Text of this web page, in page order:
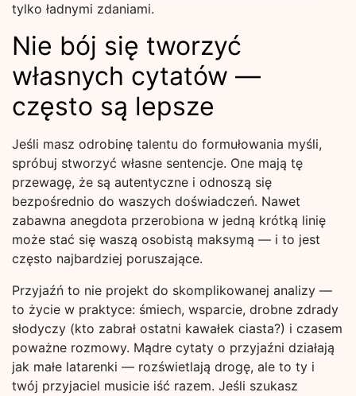
tylko ładnymi zdaniami.
Nie bój się tworzyć
własnych cytatów —
często są lepsze
Jeśli masz odrobinę talentu do formułowania myśli,
spróbuj stworzyć własne sentencje. One mają tę
przewagę, że są autentyczne i odnoszą się
bezpośrednio do waszych doświadczeń. Nawet
zabawna anegdota przerobiona w jedną krótką linię
może stać się waszą osobistą maksymą — i to jest
często najbardziej poruszające.
Przyjaźń to nie projekt do skomplikowanej analizy —
to życie w praktyce: śmiech, wsparcie, drobne zdrady
słodyczy (kto zabrał ostatni kawałek ciasta?) i czasem
poważne rozmowy. Mądre cytaty o przyjaźni działają
jak małe latarenki — rozświetlają drogę, ale to ty i
twój przyjaciel musicie iść razem. Jeśli szukasz